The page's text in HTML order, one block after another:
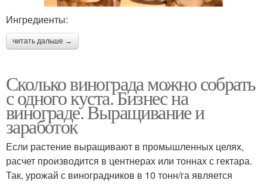
Ингредиенты:
читать дальше →
Сколько винограда можно собрать
с одного куста. Бизнес на
винограде. Выращивание и
заработок
Если растение выращивают в промышленных целях,
расчет производится в центнерах или тоннах с гектара.
Так, урожай с виноградников в 10 тонн/га является